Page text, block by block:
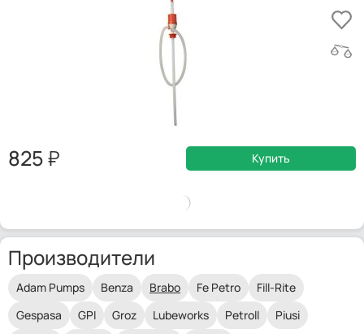
825 Купить
Производители
Adam Pumps Benza Brabo Fe Petro
Fill-Rite
Gespasa
GPI Groz Lubeworks Petroll
Piusi